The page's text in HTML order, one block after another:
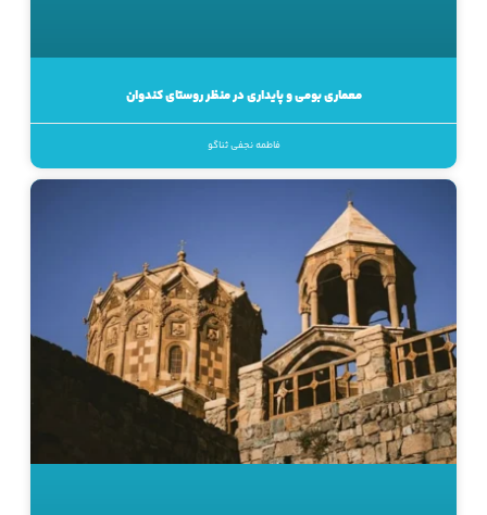
معماری بومی و پایداری در منظر روستای کندوان
فاطمه نجفی ثناگو